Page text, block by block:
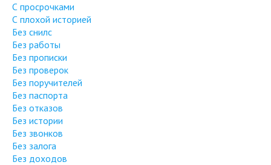
С просрочками
С плохой историей
Без снилс
Без работы
Без прописки
Без проверок
Без поручителей
Без паспорта
Без отказов
Без истории
Без звонков
Без залога
Без доходов